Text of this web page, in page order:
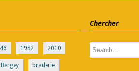
1952 2010
Bergey braderie
Chercher